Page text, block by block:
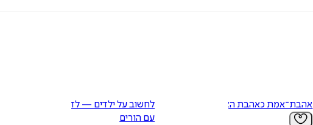
אהבת־אמת כאהבת האמת
לחשוב על ילדים — לדבר
עם הורים